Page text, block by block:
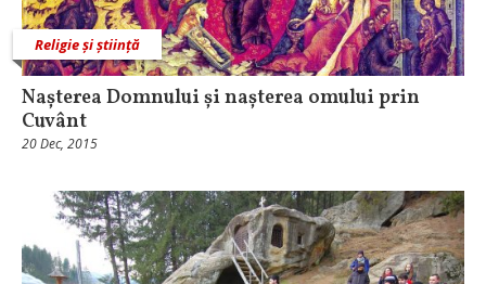
Religie și știință
Nașterea Domnului și nașterea omului prin
Cuvânt
20 Dec, 2015